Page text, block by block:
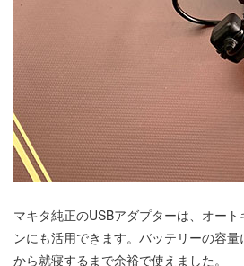
マキタ純正のUSBアダプターは、オー
ンにも活用できます。バッテリーの容
から就寝するまで余裕で使えました。